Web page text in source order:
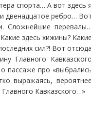
спорта… А вот здесь
двенадцатое ребро…
Сложнейшие
здесь хижины?
сил?! Вот
Главного
пассаже про
выражаясь,
Кавказского…»